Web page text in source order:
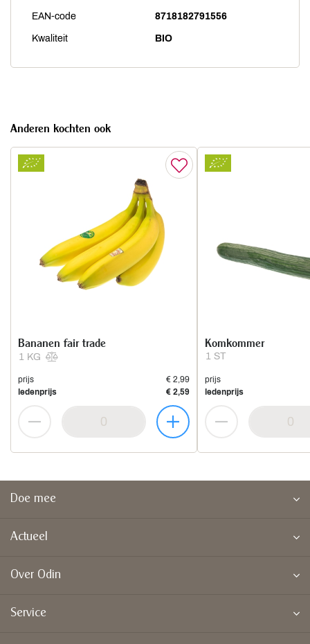
EAN-code 8718182791556
Kwaliteit BIO
Anderen kochten ook
1 KG
Bananen fair trade
prijs
€ 2,99
ledenprijs
€ 2,59
1 ST
Komkommer
prijs
ledenprijs
Doe mee
Actueel
Over Odin
Service